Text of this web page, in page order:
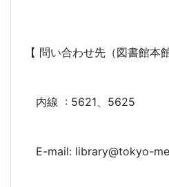
【 問い合わせ先（図書館本
内線 : 5621、5625
E-mail: